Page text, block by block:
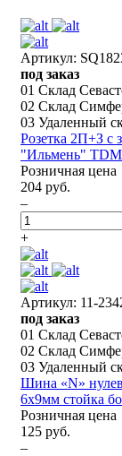
Артикул:
под заказ
01 Склад
02 Склад
03 Удаленный
Розетка 2П+З с
"Ильмень" TDM
Розничная цена
204 руб.
–
+
Артикул: 11-
под заказ
01 Склад
02 Склад
03 Удаленный
Шина «N»
6x9мм стойка
Розничная цена
125 руб.
–